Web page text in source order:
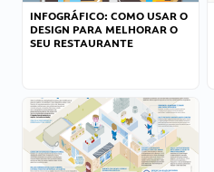
INFOGRÁFICO: COMO USAR O
DESIGN PARA MELHORAR O
SEU RESTAURANTE